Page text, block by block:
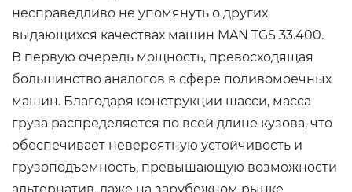
несправедливо не упомянуть о других
выдающихся качествах машин MAN TGS 33.400.
В первую очередь мощность, превосходящая
большинство аналогов в сфере поливомоечных
машин. Благодаря конструкции шасси, масса
груза распределяется по всей длине кузова, что
обеспечивает невероятную устойчивость и
грузоподъемность, превышающую возможности